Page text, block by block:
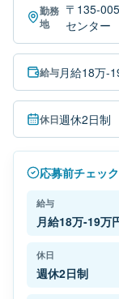
勤務
地
〒135-
センター
給与月給18万-
休日週休2日制
応募前チェック
給与
月給18万-19万
休日
週休2日制